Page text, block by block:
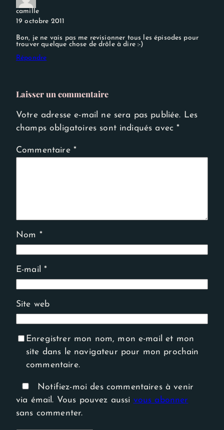
camille
19 octobre 2011
Bon, je ne vais pas me revisionner tous les épisodes pour
trouver quelque chose de drôle à dire :-)
Répondre
Laisser un commentaire
Votre adresse e-mail ne sera pas publiée. Les
champs obligatoires sont indiqués avec*
Commentaire *
Nom *
E-mail*
Site web
Enregistrer mon nom, mon e-mail et mon
site dans le navigateur pour mon prochain
commentaire.
Notifiez-moi des commentaires à venir
via émail. Vous pouvez aussi vous abonner
sans commenter.